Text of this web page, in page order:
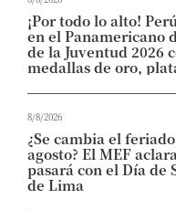
¡Por todo lo alto!
en el Panamericano
de la Juventud 2026
medallas de oro,
8/8/2026
¿Se cambia el
agosto? El MEF
pasará con el Día de
de Lima